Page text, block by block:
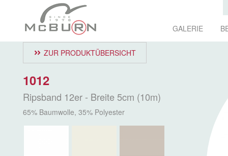
GALERIE
ZUR PRODUKTÜBERSICHT
1012
Ripsband 12er - Breite 5cm (10m)
65% Baumwolle, 35% Polyester